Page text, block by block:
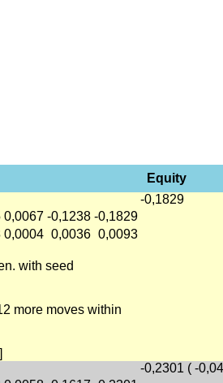
Equity
-0,1829
0,0067 -0,1238 -0,1829
0,0004 0,0036 0,0093
with seed
more moves within
-0,2301 ( -